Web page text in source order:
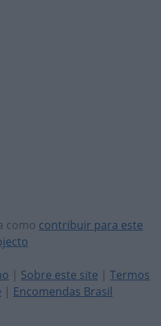
como contribuir para este
| Sobre este site | Termos
| Encomendas Brasil